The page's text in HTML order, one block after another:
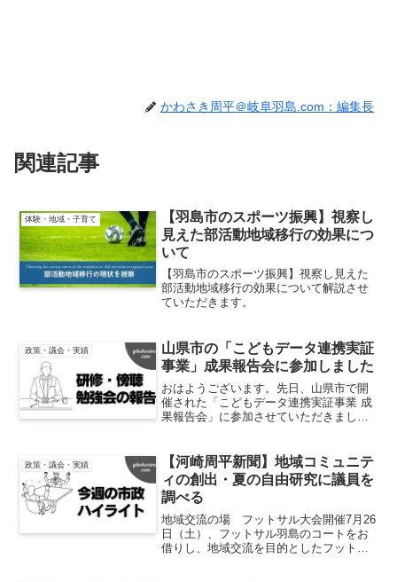
かわさき周平＠岐阜羽島.com：編集長
関連記事
体験・地域・子育て
【羽島市のスポーツ振興】視察し
見えた部活動地域移行の効果につ
いて
【羽島市のスポーツ振興】視察し見えた
部活動地域移行の効果について解説させ
ていただきます。
政策・議会・実績
山県市の「こどもデータ連携実証
事業」成果報告会に参加しました
おはようございます。先日、山県市で開
催された「こどもデータ連携実証事業 成
果報告会」に参加させていただきまし
であり、今回の取り組みも非常に刺激的
な内容でした。成果報告会...
政策・議会・実績
【河崎周平新聞】地域コミュニテ
ィの創出・夏の自由研究に議員を
調べる
地域交流の場 フットサル大会開催7月26
日（土）、フットサル羽島のコートをお
借りし、地域交流を目的としたフットサ